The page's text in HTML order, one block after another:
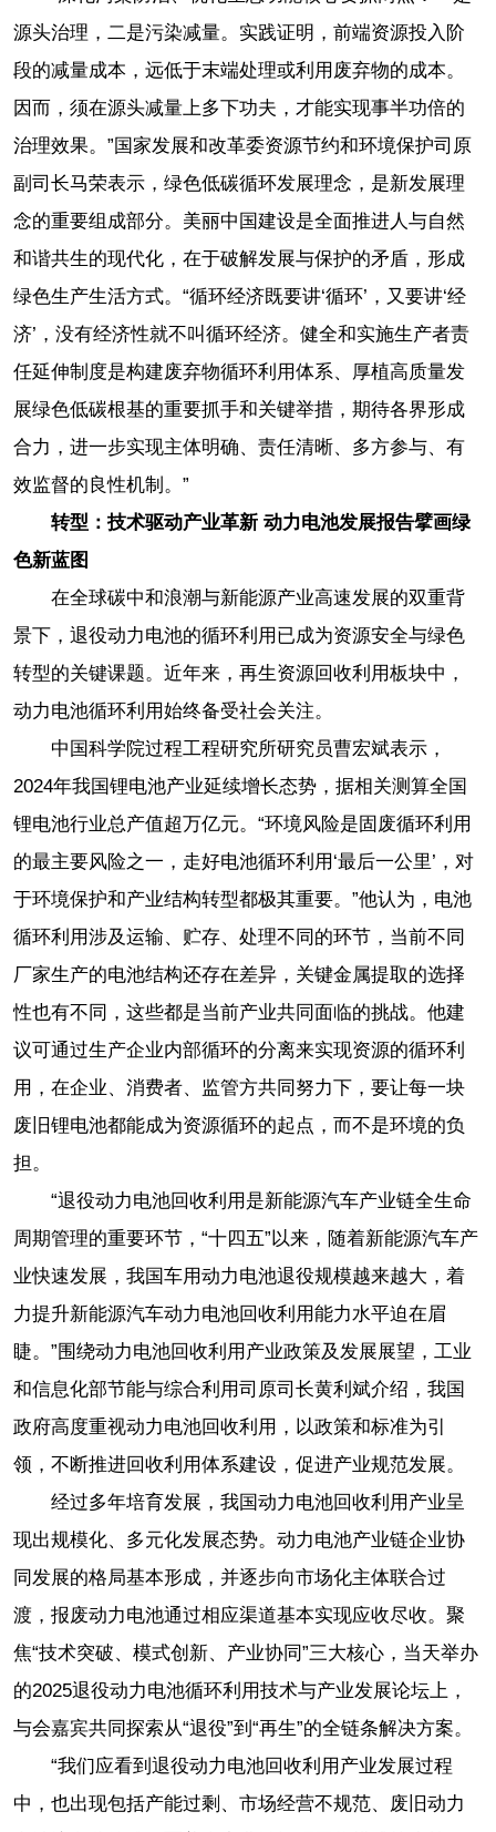
源头治理，二是污染减量。实践证明，前端资源投入阶
段的减量成本，远低于末端处理或利用废弃物的成本。
因而，须在源头减量上多下功夫，才能实现事半功倍的
治理效果。”国家发展和改革委资源节约和环境保护司原
副司长马荣表示，绿色低碳循环发展理念，是新发展理
念的重要组成部分。美丽中国建设是全面推进人与自然
和谐共生的现代化，在于破解发展与保护的矛盾，形成
绿色生产生活方式。“循环经济既要讲‘循环’，又要讲‘经
济’，没有经济性就不叫循环经济。健全和实施生产者责
任延伸制度是构建废弃物循环利用体系、厚植高质量发
展绿色低碳根基的重要抓手和关键举措，期待各界形成
合力，进一步实现主体明确、责任清晰、多方参与、有
效监督的良性机制。”
转型：技术驱动产业革新 动力电池发展报告擘画绿
色新蓝图
在全球碳中和浪潮与新能源产业高速发展的双重背
景下，退役动力电池的循环利用已成为资源安全与绿色
转型的关键课题。近年来，再生资源回收利用板块中，
动力电池循环利用始终备受社会关注。
中国科学院过程工程研究所研究员曹宏斌表示，
2024年我国锂电池产业延续增长态势，据相关测算全国
锂电池行业总产值超万亿元。“环境风险是固废循环利用
的最主要风险之一，走好电池循环利用‘最后一公里’，对
于环境保护和产业结构转型都极其重要。”他认为，电池
循环利用涉及运输、贮存、处理不同的环节，当前不同
厂家生产的电池结构还存在差异，关键金属提取的选择
性也有不同，这些都是当前产业共同面临的挑战。他建
议可通过生产企业内部循环的分离来实现资源的循环利
用，在企业、消费者、监管方共同努力下，要让每一块
废旧锂电池都能成为资源循环的起点，而不是环境的负
担。
“退役动力电池回收利用是新能源汽车产业链全生命
周期管理的重要环节，“十四五”以来，随着新能源汽车产
业快速发展，我国车用动力电池退役规模越来越大，着
力提升新能源汽车动力电池回收利用能力水平迫在眉
睫。”围绕动力电池回收利用产业政策及发展展望，工业
和信息化部节能与综合利用司原司长黄利斌介绍，我国
政府高度重视动力电池回收利用，以政策和标准为引
领，不断推进回收利用体系建设，促进产业规范发展。
经过多年培育发展，我国动力电池回收利用产业呈
现出规模化、多元化发展态势。动力电池产业链企业协
同发展的格局基本形成，并逐步向市场化主体联合过
渡，报废动力电池通过相应渠道基本实现应收尽收。聚
焦“技术突破、模式创新、产业协同”三大核心，当天举办
的2025退役动力电池循环利用技术与产业发展论坛上，
与会嘉宾共同探索从“退役”到“再生”的全链条解决方案。
“我们应看到退役动力电池回收利用产业发展过程
中，也出现包括产能过剩、市场经营不规范、废旧动力